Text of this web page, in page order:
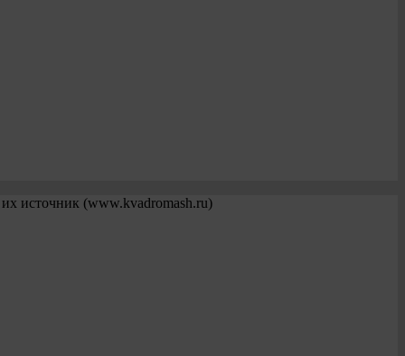
источник (www.kvadromash.ru)